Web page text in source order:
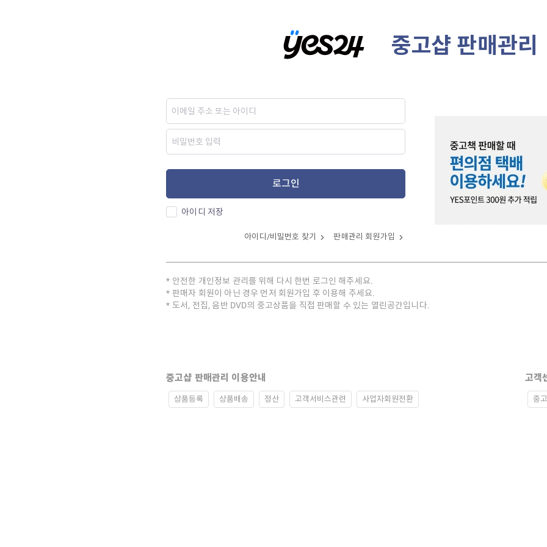
중고샵 판매관리
로그인
아이디 저장
아이디/비밀번호 찾기 판매관리 회원가입
안전한 개인정보 관리를 위해 다시 한번 로그인 해주세요.
판매자 회원이 아닌 경우 먼저 회원가입 후 이용해 주세요.
도서, 전집, 음반 DVD의 중고상품을 직접 판매할 수 있는 열린공간입니다.
중고샵 판매관리 이용안내
상품등록 상품배송 정산 고객서비스관련 사업자회원전환
고객
중